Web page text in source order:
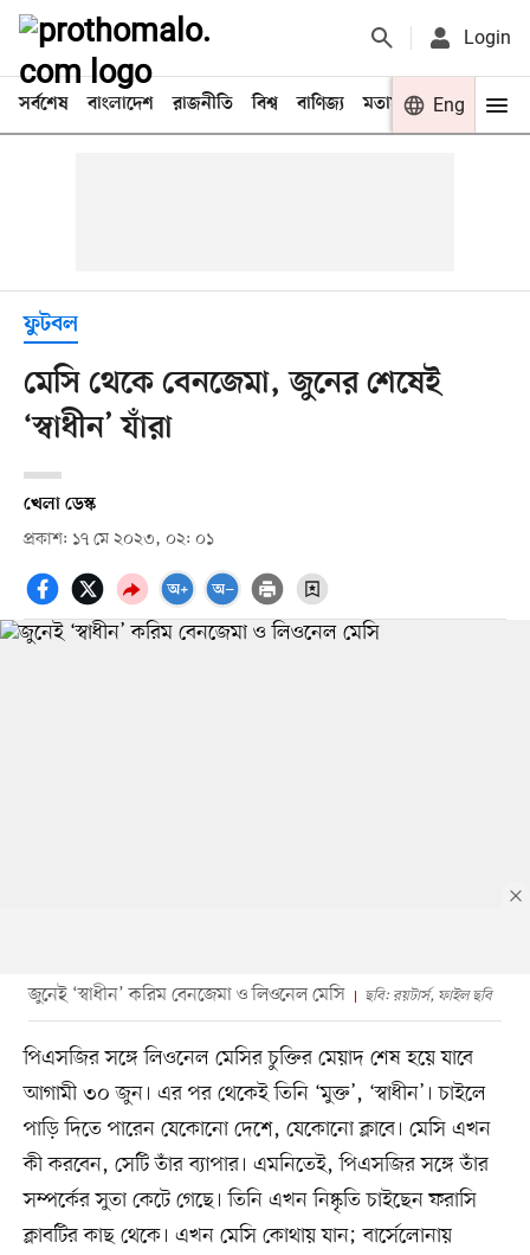
Login
সর্বশেষ বাংলাদেশ রাজনীতি বিশ্ব বাণিজ্য মতামত খেলা
Eng
ফুটবল
মেসি থেকে বেনজেমা, জুনের শেষেই
‘স্বাধীন’ যাঁরা
খেলা ডেস্ক
প্রকাশ: ১৭ মে ২০২৩, ০২: ০১
জুনেই ‘স্বাধীন’ করিম বেনজেমা ও লিওনেল মেসি ছবি: রয়টার্স, ফাইল ছবি
পিএসজির সঙ্গে লিওনেল মেসির চুক্তির মেয়াদ শেষ হয়ে যাবে
আগামী ৩০ জুন। এর পর থেকেই তিনি ‘মুক্ত’, ‘স্বাধীন’। চাইলে
পাড়ি দিতে পারেন যেকোনো দেশে, যেকোনো ক্লাবে। মেসি এখন
কী করবেন, সেটি তাঁর ব্যাপার। এমনিতেই, পিএসজির সঙ্গে তাঁর
সম্পর্কের সুতা কেটে গেছে। তিনি এখন নিষ্কৃতি চাইছেন ফরাসি
ক্লাবটির কাছ থেকে। এখন মেসি কোথায় যান; বার্সেলোনায়